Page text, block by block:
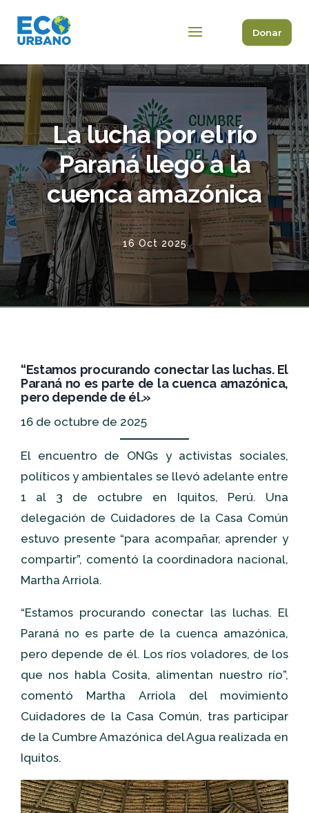
Donar
La lucha por el río
Paraná llegó a la
cuenca amazónica
16 Oct 2025
“Estamos procurando conectar las luchas. El
Paraná no es parte de la cuenca amazónica,
pero depende de él.»
16 de octubre de 2025
El encuentro de ONGs y activistas sociales,
políticos y ambientales se llevó adelante entre
1 al 3 de octubre en Iquitos, Perú. Una
delegación de Cuidadores de la Casa Común
estuvo presente “para acompañar, aprender y
compartir”, comentó la coordinadora nacional,
Martha Arriola.
“Estamos procurando conectar las luchas. El
Paraná no es parte de la cuenca amazónica,
pero depende de él. Los ríos voladores, de los
que nos habla Cosita, alimentan nuestro río”,
comentó Martha Arriola del movimiento
Cuidadores de la Casa Común, tras participar
de la Cumbre Amazónica del Agua realizada en
Iquitos.